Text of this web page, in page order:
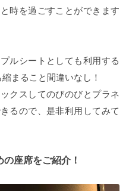
時を過ごすことができます
ルシートとしても利用する
まること間違いなし！
クスしてのびのびとプラネ
るので、是非利用してみて
座席をご紹介！